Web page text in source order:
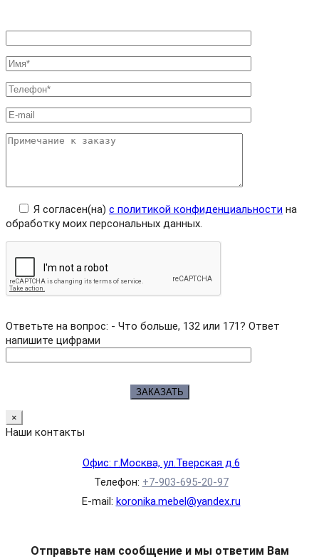
Я согласен(на) с политикой конфиденциальности на
обработку моих персональных данных.
Ответьте на вопрос: - Что больше, 132 или 171? Ответ
напишите цифрами
×
Наши контакты
Офис: г.Москва, ул.Тверская д.6
Телефон: +7-903-695-20-97
E-mail: koronika.mebel@yandex.ru
Отправьте нам сообщение и мы ответим Вам